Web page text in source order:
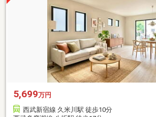
5,699万円
西武新宿線 久米川駅 徒歩10分